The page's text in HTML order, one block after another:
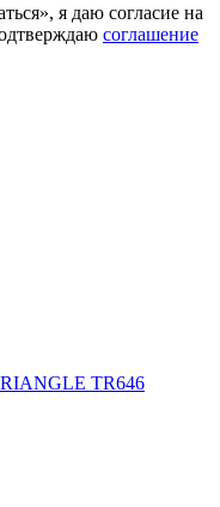
я даю согласие на
соглашение
TR646